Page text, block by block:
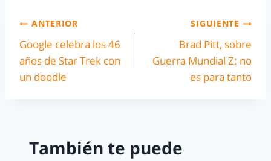
ANTERIOR
Google celebra los 46
años de Star Trek con
un doodle
SIGUIENTE
Brad Pitt, sobre
Guerra Mundial Z: no
es para tanto
También te puede